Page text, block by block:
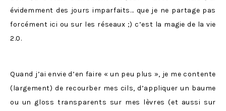
évidemment des jours imparfaits… que je ne partage pas
forcément ici ou sur les réseaux ;) c’est la magie de la vie
2.0.
Quand j’ai envie d’en faire « un peu plus », je me contente
(largement) de recourber mes cils, d’appliquer un baume
ou un gloss transparents sur mes lèvres (et aussi sur